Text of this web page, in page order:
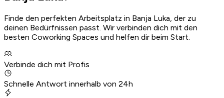
Finde den perfekten Arbeitsplatz in Banja Luka, der zu
deinen Bedürfnissen passt. Wir verbinden dich mit den
besten Coworking Spaces und helfen dir beim Start.
Verbinde dich mit Profis
Schnelle Antwort innerhalb von 24h